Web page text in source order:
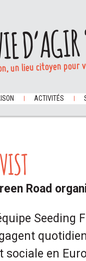
un lieu citoyen
ACTIVITÉS
Road
Seeding
sociale en